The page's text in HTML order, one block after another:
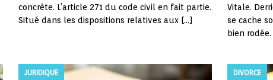
concrète. L’article 271 du code civil en fait partie.
Situé dans les dispositions relatives aux […]
Vitale.
se cache
bien rodée.
JURIDIQUE DIVORCE